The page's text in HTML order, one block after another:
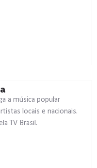
a música popular
locais e nacionais.
TV Brasil.